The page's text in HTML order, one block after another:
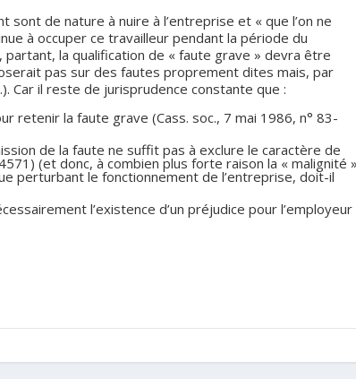
de nature à nuire à l’entreprise et « que l’on ne
à occuper ce travailleur pendant la période du
la qualification de « faute grave » devra être
pas sur des fautes proprement dites mais, par
Car il reste de jurisprudence constante que :
retenir la faute grave (Cass. soc., 7 mai 1986, n° 83-
de la faute ne suffit pas à exclure le caractère de
(et donc, à combien plus forte raison la « malignité
perturbant le fonctionnement de l’entreprise, doit-il
l’existence d’un préjudice pour l’employeur